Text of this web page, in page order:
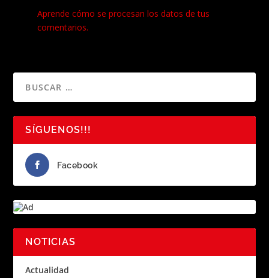
Aprende cómo se procesan los datos de tus
comentarios.
SÍGUENOS!!!
Facebook
NOTICIAS
Actualidad